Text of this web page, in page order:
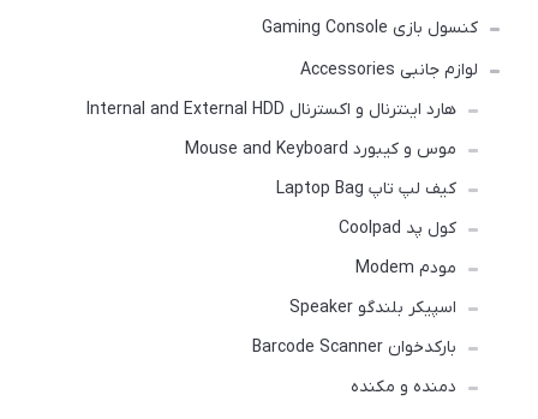
کنسول بازی Gaming Console
لوازم جانبی Accessories
هارد اینترنال و اکسترنال Internal and External HDD
موس و کیبورد Mouse and Keyboard
کیف لپ تاپ Laptop Bag
کول پد Coolpad
مودم Modem
اسپیکر بلندگو Speaker
بارکدخوان Barcode Scanner
دمنده و مکنده